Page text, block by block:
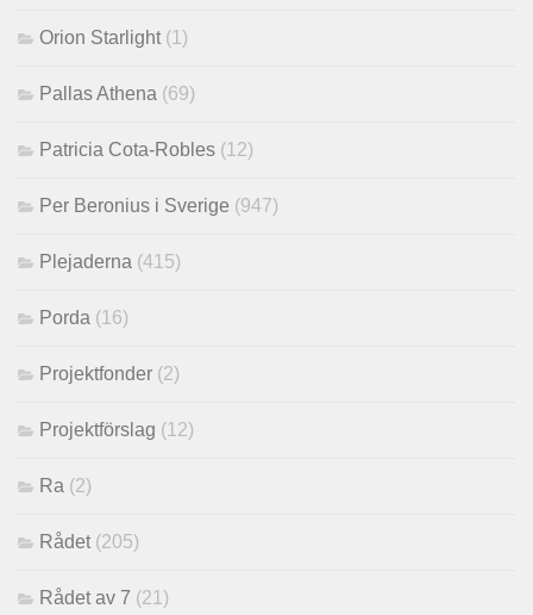
Orion Starlight (1)
Pallas Athena (69)
Patricia Cota-Robles (12)
Per Beronius i Sverige (947)
Plejaderna (415)
Porda (16)
Projektfonder (2)
Projektförslag (12)
Ra (2)
Rådet (205)
Rådet av 7 (21)